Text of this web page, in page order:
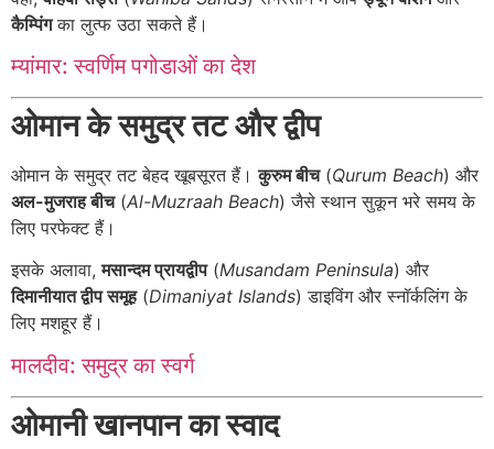
कैम्पिंगका लुत्फ उठा सकते हैं।
म्यांमार: स्वर्णिम पगोडाओं का देश
ओमान के समुद्र तट और द्वीप
ओमान के समुद्र तट बेहद खूबसूरत हैं।कुरुम बीच(Qurum Beach) और
अल-मुजराह बीच(Al-Muzraah Beach) जैसे स्थान सुकून भरे समय के
लिए परफेक्ट हैं।
इसके अलावा,मसान्दम प्रायद्वीप(Musandam Peninsula) और
दिमानीयात द्वीप समूह(Dimaniyat Islands) डाइविंग और स्नॉर्कलिंग के
लिए मशहूर हैं।
मालदीव: समुद्र का स्वर्ग
ओमानी खानपान का स्वाद